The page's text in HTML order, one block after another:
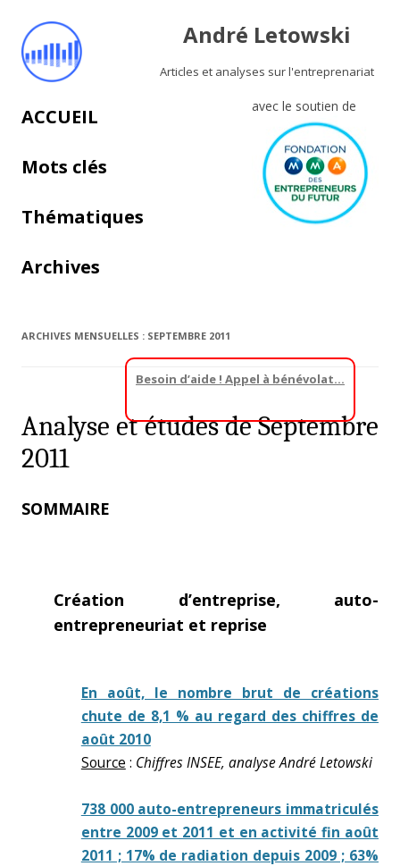
André Letowski
Articles et analyses sur l'entreprenariat
avec le soutien de
Aller au contenu principal
ACCUEIL
Mots clés
Thématiques
Archives
ARCHIVES MENSUELLES : SEPTEMBRE 2011
Analyse et études de Septembre
2011
SOMMAIRE
Création d’entreprise, auto-
entrepreneuriat et reprise
En août, le nombre brut de créations
chute de 8,1 % au regard des chiffres de
août 2010
Source : Chiffres INSEE, analyse André Letowski
738 000 auto-entrepreneurs immatriculés
entre 2009 et 2011 et en activité fin août
2011 ; 17% de radiation depuis 2009 ; 63%
Besoin d’aide ! Appel à bénévolat…